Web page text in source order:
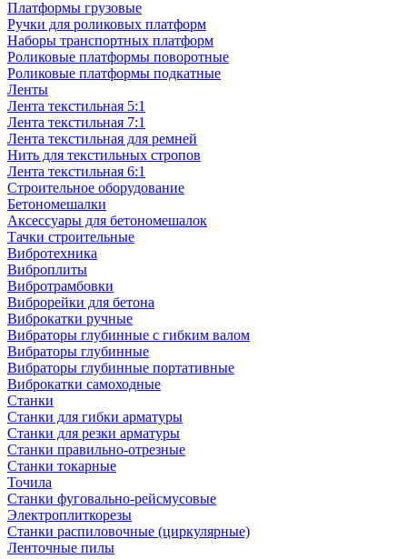
Платформы грузовые
Ручки для роликовых платформ
Наборы транспортных платформ
Роликовые платформы поворотные
Роликовые платформы подкатные
Ленты
Лента текстильная 5:1
Лента текстильная 7:1
Лента текстильная для ремней
Нить для текстильных стропов
Лента текстильная 6:1
Строительное оборудование
Бетономешалки
Аксессуары для бетономешалок
Тачки строительные
Вибротехника
Виброплиты
Вибротрамбовки
Виброрейки для бетона
Виброкатки ручные
Вибраторы глубинные с гибким валом
Вибраторы глубинные
Вибраторы глубинные портативные
Виброкатки самоходные
Станки
Станки для гибки арматуры
Станки для резки арматуры
Станки правильно-отрезные
Станки токарные
Точила
Станки фуговально-рейсмусовые
Электроплиткорезы
Станки распиловочные (циркулярные)
Ленточные пилы